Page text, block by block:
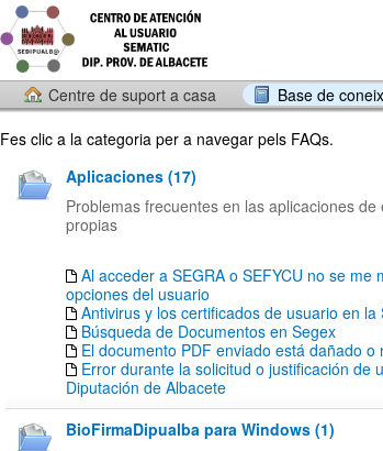
Centre de suport a casa Base de
Fes clic a la categoria per a navegar pels FAQs.
Aplicaciones (17)
Problemas frecuentes en las aplicaciones
propias
Al acceder a SEGRA o SEFYCU no se me
opciones del usuario
Antivirus y los certificados de usuario en la
Búsqueda de Documentos en Segex
El documento PDF enviado está dañado o
Error durante la solicitud o justificación de
Diputación de Albacete
BioFirmaDipualba para Windows (1)